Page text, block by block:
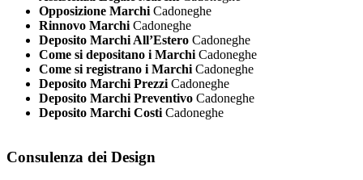
Opposizione Marchi Cadoneghe
Rinnovo Marchi Cadoneghe
Deposito Marchi All’Estero Cadoneghe
Come si depositano i Marchi Cadoneghe
Come si registrano i Marchi Cadoneghe
Deposito Marchi Prezzi Cadoneghe
Deposito Marchi Preventivo Cadoneghe
Deposito Marchi Costi Cadoneghe
Consulenza dei Design